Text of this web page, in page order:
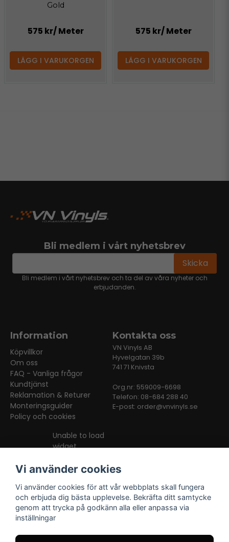
Gold
575 kr/ Meter
LÄGG I VARUKORGEN
575 kr/ Meter
LÄGG I VARUKORGEN
Bli medlem i vårt nyhetsbrev
email Skicka
Bli medlem i vårt nyhetsbrev och ta del av våra nyheter och
erbjudanden.
Information
Köpvillkor
Om oss
FAQ - Vanliga frågor
Kundtjänst
Reklamation & Returer
Monteringsguider
Policy och cookies
Kontakta oss
VN Vinyls AB
Hyvelgatan 39b
741 71 Knivsta
Org.nr: 559009-6698
Telefon: 08-684 288 40
E-post: order@vnvinyls.se
Unable to load
widget
Vi använder cookies
Vi använder cookies för att vår webbplats skall fungera
och erbjuda dig bästa upplevelse. Bekräfta ditt samtycke
genom att trycka på godkänn alla eller anpassa via
inställningar